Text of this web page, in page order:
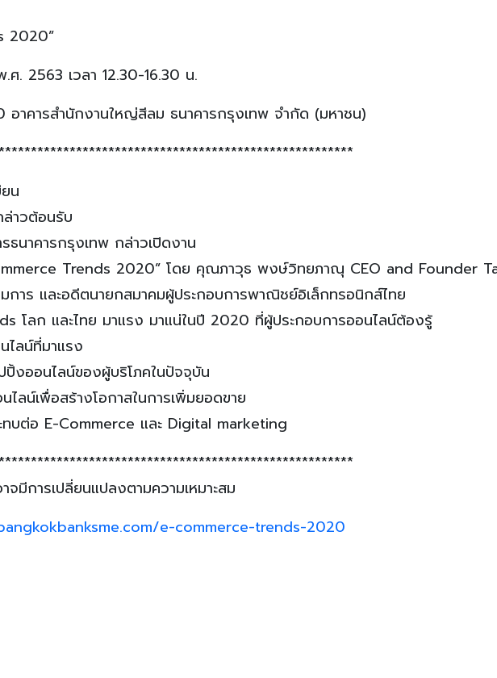
2020”
. 2563 เวลา 12.30-16.30 น.
คารสำนักงานใหญ่สีลม ธนาคารกรุงเทพ จำกัด (มหาชน)
น
าวต้อนรับ
นาคารกรุงเทพ กล่าวเปิดงาน
Trends 2020” โดย คุณภาวุธ พงษ์วิทยภาณุ CEO and Founder
าร และอดีตนายกสมาคมผู้ประกอบการพาณิชย์อิเล็กทรอนิกส์ไทย
โลก และไทย มาแรง มาแน่ในปี 2020 ที่ผู้ประกอบการออนไลน์ต้องรู้
ไลน์ที่มาแรง
งออนไลน์ของผู้บริโภคในปัจจุบัน
ไลน์เพื่อสร้างโอกาสในการเพิ่มยอดขาย
บต่อ E-Commerce และ Digital marketing
มีการเปลี่ยนแปลงตามความเหมาะสม
e-commerce-trends-2020